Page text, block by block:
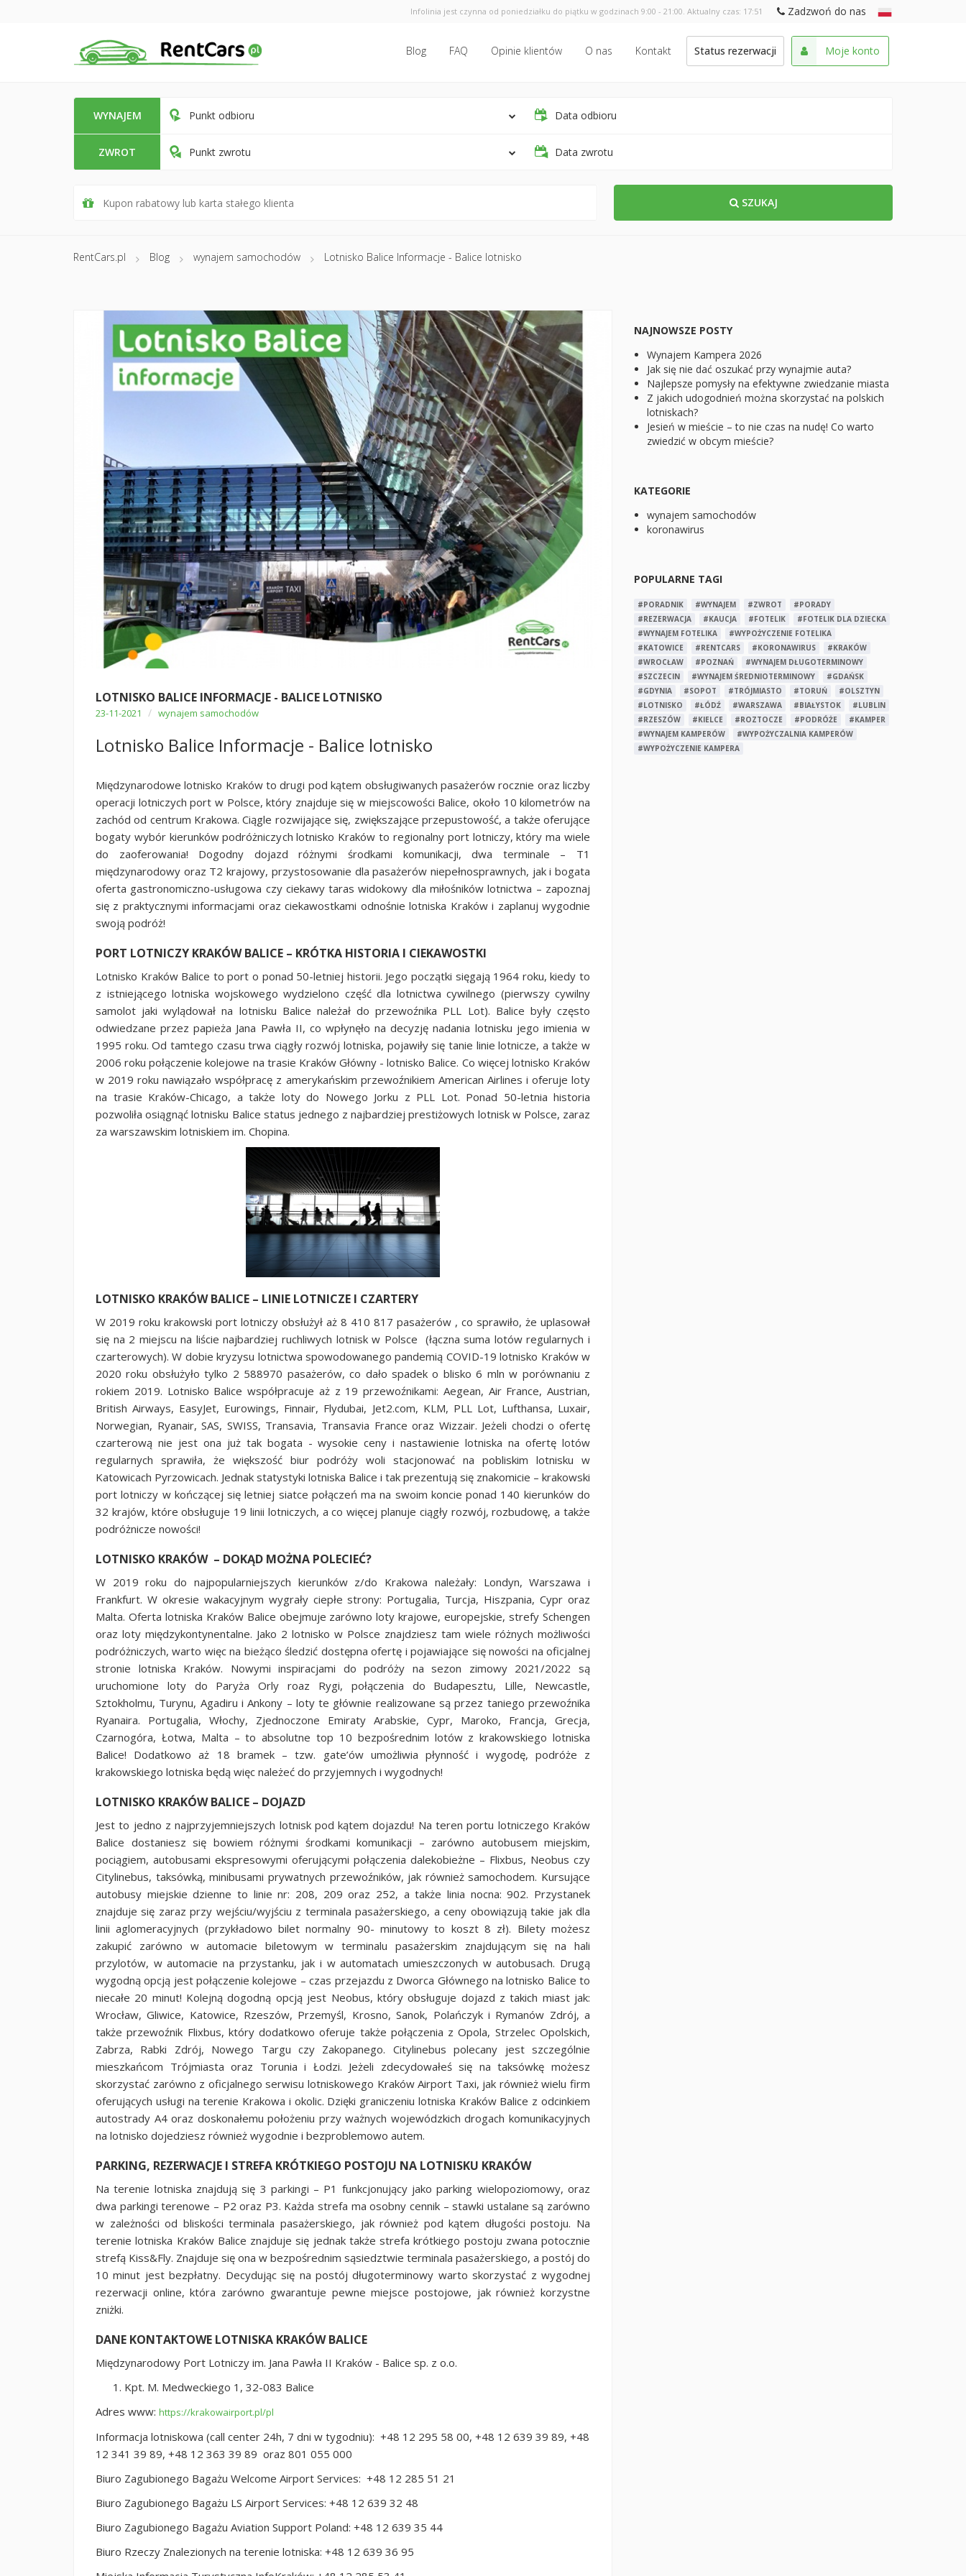
Infolinia jest czynna od poniedziałku do piątku w godzinach 9:00 - 21:00. Aktualny czas: 17:51 Zadzwoń do nas
Blog FAQ Opinie klientów O nas Kontakt Status rezerwacji Moje konto
WYNAJEM Punkt odbioru Data odbioru
ZWROT Punkt zwrotu Data zwrotu
SZUKAJ
RentCars.pl Blog wynajem samochodów Lotnisko Balice Informacje - Balice lotnisko
LOTNISKO BALICE INFORMACJE - BALICE LOTNISKO
23-11-2021 / wynajem samochodów
Lotnisko Balice Informacje - Balice lotnisko
Międzynarodowe lotnisko Kraków to drugi pod kątem obsługiwanych pasażerów rocznie oraz liczby
operacji lotniczych port w Polsce, który znajduje się w miejscowości Balice, około 10 kilometrów na
zachód od centrum Krakowa. Ciągle rozwijające się, zwiększające przepustowość, a także oferujące
bogaty wybór kierunków podróżniczych lotnisko Kraków to regionalny port lotniczy, który ma wiele
do zaoferowania! Dogodny dojazd różnymi środkami komunikacji, dwa terminale – T1
międzynarodowy oraz T2 krajowy, przystosowanie dla pasażerów niepełnosprawnych, jak i bogata
oferta gastronomiczno-usługowa czy ciekawy taras widokowy dla miłośników lotnictwa – zapoznaj
się z praktycznymi informacjami oraz ciekawostkami odnośnie lotniska Kraków i zaplanuj wygodnie
swoją podróż!
PORT LOTNICZY KRAKÓW BALICE – KRÓTKA HISTORIA I CIEKAWOSTKI
Lotnisko Kraków Balice to port o ponad 50-letniej historii. Jego początki sięgają 1964 roku, kiedy to
z istniejącego lotniska wojskowego wydzielono część dla lotnictwa cywilnego (pierwszy cywilny
samolot jaki wylądował na lotnisku Balice należał do przewoźnika PLL Lot). Balice były często
odwiedzane przez papieża Jana Pawła II, co wpłynęło na decyzję nadania lotnisku jego imienia w
1995 roku. Od tamtego czasu trwa ciągły rozwój lotniska, pojawiły się tanie linie lotnicze, a także w
2006 roku połączenie kolejowe na trasie Kraków Główny - lotnisko Balice. Co więcej lotnisko Kraków
w 2019 roku nawiązało współpracę z amerykańskim przewoźnikiem American Airlines i oferuje loty
na trasie Kraków-Chicago, a także loty do Nowego Jorku z PLL Lot. Ponad 50-letnia historia
pozwoliła osiągnąć lotnisku Balice status jednego z najbardziej prestiżowych lotnisk w Polsce, zaraz
za warszawskim lotniskiem im. Chopina.
LOTNISKO KRAKÓW BALICE – LINIE LOTNICZE I CZARTERY
W 2019 roku krakowski port lotniczy obsłużył aż 8 410 817 pasażerów , co sprawiło, że uplasował
się na 2 miejscu na liście najbardziej ruchliwych lotnisk w Polsce (łączna suma lotów regularnych i
czarterowych). W dobie kryzysu lotnictwa spowodowanego pandemią COVID-19 lotnisko Kraków w
2020 roku obsłużyło tylko 2 588970 pasażerów, co dało spadek o blisko 6 mln w porównaniu z
rokiem 2019. Lotnisko Balice współpracuje aż z 19 przewoźnikami: Aegean, Air France, Austrian,
British Airways, EasyJet, Eurowings, Finnair, Flydubai, Jet2.com, KLM, PLL Lot, Lufthansa, Luxair,
Norwegian, Ryanair, SAS, SWISS, Transavia, Transavia France oraz Wizzair. Jeżeli chodzi o ofertę
czarterową nie jest ona już tak bogata - wysokie ceny i nastawienie lotniska na ofertę lotów
regularnych sprawiła, że większość biur podróży woli stacjonować na pobliskim lotnisku w
Katowicach Pyrzowicach. Jednak statystyki lotniska Balice i tak prezentują się znakomicie – krakowski
port lotniczy w kończącej się letniej siatce połączeń ma na swoim koncie ponad 140 kierunków do
32 krajów, które obsługuje 19 linii lotniczych, a co więcej planuje ciągły rozwój, rozbudowę, a także
podróżnicze nowości!
LOTNISKO KRAKÓW – DOKĄD MOŻNA POLECIEĆ?
W 2019 roku do najpopularniejszych kierunków z/do Krakowa należały: Londyn, Warszawa i
Frankfurt. W okresie wakacyjnym wygrały ciepłe strony: Portugalia, Turcja, Hiszpania, Cypr oraz
Malta. Oferta lotniska Kraków Balice obejmuje zarówno loty krajowe, europejskie, strefy Schengen
oraz loty międzykontynentalne. Jako 2 lotnisko w Polsce znajdziesz tam wiele różnych możliwości
podróżniczych, warto więc na bieżąco śledzić dostępna ofertę i pojawiające się nowości na oficjalnej
stronie lotniska Kraków. Nowymi inspiracjami do podróży na sezon zimowy 2021/2022 są
uruchomione loty do Paryża Orly roaz Rygi, połączenia do Budapesztu, Lille, Newcastle,
Sztokholmu, Turynu, Agadiru i Ankony – loty te głównie realizowane są przez taniego przewoźnika
Ryanaira. Portugalia, Włochy, Zjednoczone Emiraty Arabskie, Cypr, Maroko, Francja, Grecja,
Czarnogóra, Łotwa, Malta – to absolutne top 10 bezpośrednim lotów z krakowskiego lotniska
Balice! Dodatkowo aż 18 bramek – tzw. gate’ów umożliwia płynność i wygodę, podróże z
krakowskiego lotniska będą więc należeć do przyjemnych i wygodnych!
LOTNISKO KRAKÓW BALICE – DOJAZD
Jest to jedno z najprzyjemniejszych lotnisk pod kątem dojazdu! Na teren portu lotniczego Kraków
Balice dostaniesz się bowiem różnymi środkami komunikacji – zarówno autobusem miejskim,
pociągiem, autobusami ekspresowymi oferującymi połączenia dalekobieżne – Flixbus, Neobus czy
Citylinebus, taksówką, minibusami prywatnych przewoźników, jak również samochodem. Kursujące
autobusy miejskie dzienne to linie nr: 208, 209 oraz 252, a także linia nocna: 902. Przystanek
znajduje się zaraz przy wejściu/wyjściu z terminala pasażerskiego, a ceny obowiązują takie jak dla
linii aglomeracyjnych (przykładowo bilet normalny 90- minutowy to koszt 8 zł). Bilety możesz
zakupić zarówno w automacie biletowym w terminalu pasażerskim znajdującym się na hali
przylotów, w automacie na przystanku, jak i w automatach umieszczonych w autobusach. Drugą
wygodną opcją jest połączenie kolejowe – czas przejazdu z Dworca Głównego na lotnisko Balice to
niecałe 20 minut! Kolejną dogodną opcją jest Neobus, który obsługuje dojazd z takich miast jak:
Wrocław, Gliwice, Katowice, Rzeszów, Przemyśl, Krosno, Sanok, Polańczyk i Rymanów Zdrój, a
także przewoźnik Flixbus, który dodatkowo oferuje także połączenia z Opola, Strzelec Opolskich,
Zabrza, Rabki Zdrój, Nowego Targu czy Zakopanego. Citylinebus polecany jest szczególnie
mieszkańcom Trójmiasta oraz Torunia i Łodzi. Jeżeli zdecydowałeś się na taksówkę możesz
skorzystać zarówno z oficjalnego serwisu lotniskowego Kraków Airport Taxi, jak również wielu firm
oferujących usługi na terenie Krakowa i okolic. Dzięki graniczeniu lotniska Kraków Balice z odcinkiem
autostrady A4 oraz doskonałemu położeniu przy ważnych wojewódzkich drogach komunikacyjnych
na lotnisko dojedziesz również wygodnie i bezproblemowo autem.
PARKING, REZERWACJE I STREFA KRÓTKIEGO POSTOJU NA LOTNISKU KRAKÓW
Na terenie lotniska znajdują się 3 parkingi – P1 funkcjonujący jako parking wielopoziomowy, oraz
dwa parkingi terenowe – P2 oraz P3. Każda strefa ma osobny cennik – stawki ustalane są zarówno
w zależności od bliskości terminala pasażerskiego, jak również pod kątem długości postoju. Na
terenie lotniska Kraków Balice znajduje się jednak także strefa krótkiego postoju zwana potocznie
strefą Kiss&Fly. Znajduje się ona w bezpośrednim sąsiedztwie terminala pasażerskiego, a postój do
10 minut jest bezpłatny. Decydując się na postój długoterminowy warto skorzystać z wygodnej
rezerwacji online, która zarówno gwarantuje pewne miejsce postojowe, jak również korzystne
zniżki.
DANE KONTAKTOWE LOTNISKA KRAKÓW BALICE
Międzynarodowy Port Lotniczy im. Jana Pawła II Kraków - Balice sp. z o.o.
Kpt. M. Medweckiego 1, 32-083 Balice
Adres www: https://krakowairport.pl/pl
Informacja lotniskowa (call center 24h, 7 dni w tygodniu): +48 12 295 58 00, +48 12 639 39 89, +48
12 341 39 89, +48 12 363 39 89 oraz 801 055 000
Biuro Zagubionego Bagażu Welcome Airport Services: +48 12 285 51 21
Biuro Zagubionego Bagażu LS Airport Services: +48 12 639 32 48
Biuro Zagubionego Bagażu Aviation Support Poland: +48 12 639 35 44
Biuro Rzeczy Znalezionych na terenie lotniska: +48 12 639 36 95
NAJNOWSZE POSTY
Wynajem Kampera 2026
Jak się nie dać oszukać przy wynajmie auta?
Najlepsze pomysły na efektywne zwiedzanie miasta
Z jakich udogodnień można skorzystać na polskich
lotniskach?
Jesień w mieście – to nie czas na nudę! Co warto
zwiedzić w obcym mieście?
KATEGORIE
wynajem samochodów
koronawirus
POPULARNE TAGI
#PORADNIK #WYNAJEM #ZWROT
#PORADY
#REZERWACJA
#KAUCJA #FOTELIK
#FOTELIK DLA DZIECKA
#WYNAJEM FOTELIKA
#WYPOŻYCZENIE FOTELIKA
#KATOWICE
#RENTCARS #KORONAWIRUS
#KRAKÓW
#WROCŁAW
#POZNAŃ
#WYNAJEM DŁUGOTERMINOWY
#SZCZECIN
#WYNAJEM ŚREDNIOTERMINOWY
#GDAŃSK
#GDYNIA
#SOPOT #TRÓJMIASTO #TORUŃ
#OLSZTYN
#LOTNISKO
#ŁÓDŹ #WARSZAWA #BIAŁYSTOK
#LUBLIN
#RZESZÓW
#KIELCE #ROZTOCZE #PODRÓŻE
#KAMPER
#WYNAJEM KAMPERÓW
#WYPOŻYCZALNIA KAMPERÓW
#WYPOŻYCZENIE KAMPERA